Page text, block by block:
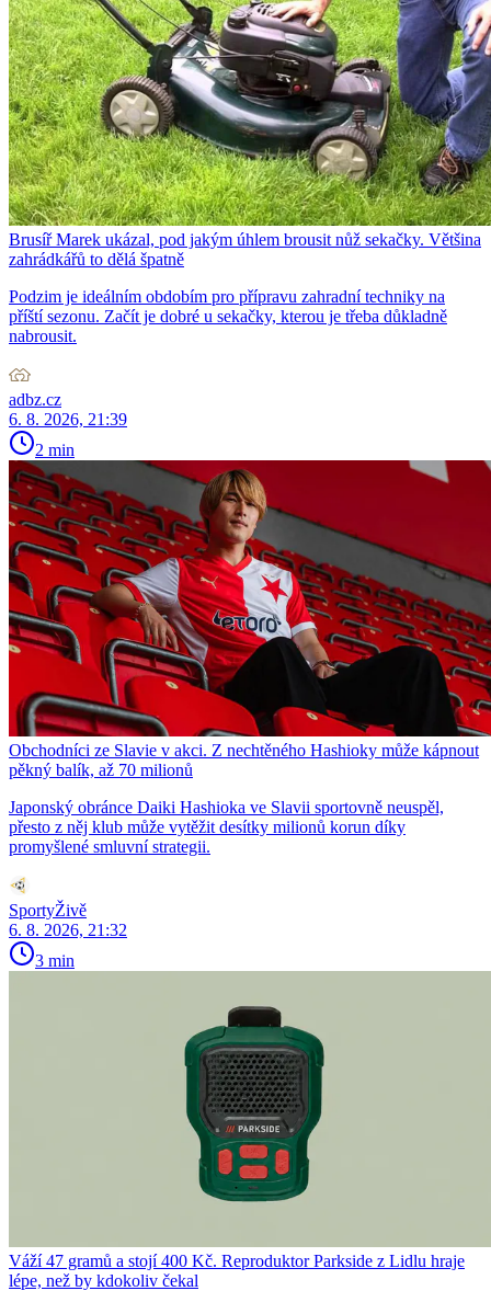
Brusíř Marek ukázal, pod jakým úhlem brousit nůž sekačky. Většina
zahrádkářů to dělá špatně
Podzim je ideálním obdobím pro přípravu zahradní techniky na
příští sezonu. Začít je dobré u sekačky, kterou je třeba důkladně
nabrousit.
adbz.cz
6. 8. 2026, 21:39
2 min
Obchodníci ze Slavie v akci. Z nechtěného Hashioky může kápnout
pěkný balík, až 70 milionů
Japonský obránce Daiki Hashioka ve Slavii sportovně neuspěl,
přesto z něj klub může vytěžit desítky milionů korun díky
promyšlené smluvní strategii.
SportyŽivě
6. 8. 2026, 21:32
3 min
Váží 47 gramů a stojí 400 Kč. Reproduktor Parkside z Lidlu hraje
lépe, než by kdokoliv čekal